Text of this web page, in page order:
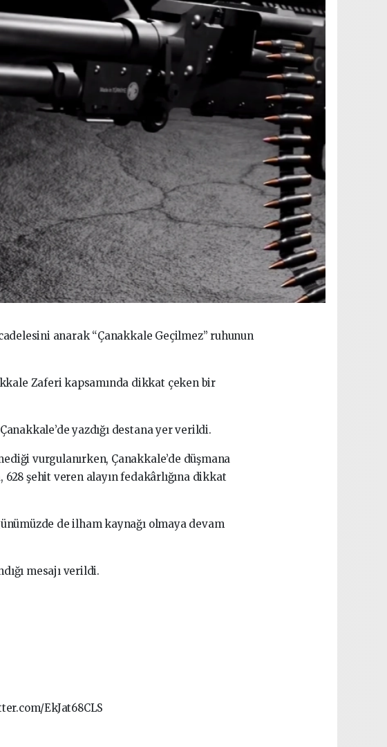
anarak “Çanakkale Geçilmez” ruhunun
Zaferi kapsamında dikkat çeken bir
yazdığı destana yer verildi.
vurgulanırken, Çanakkale’de düşmana
şehit veren alayın fedakârlığına dikkat
de ilham kaynağı olmaya devam
mesajı verildi.
EkJat68CLS